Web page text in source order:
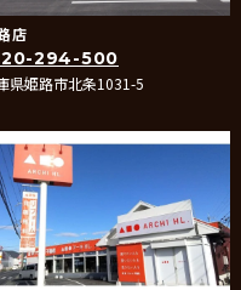
店
294-500
県姫路市北条1031-5